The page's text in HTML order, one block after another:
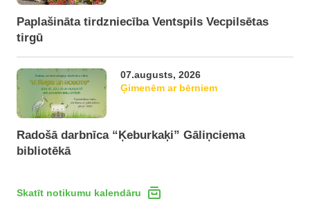
Paplašināta tirdzniecība Ventspils Vecpilsētas
tirgū
07.augusts, 2026
Ģimenēm ar bērniem
Radošā darbnīca “Ķeburkaķi” Gāliņciema
bibliotēkā
Skatīt notikumu kalendāru